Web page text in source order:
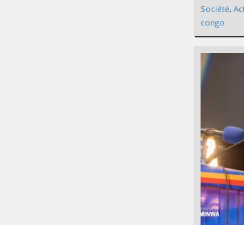
Société,
congo